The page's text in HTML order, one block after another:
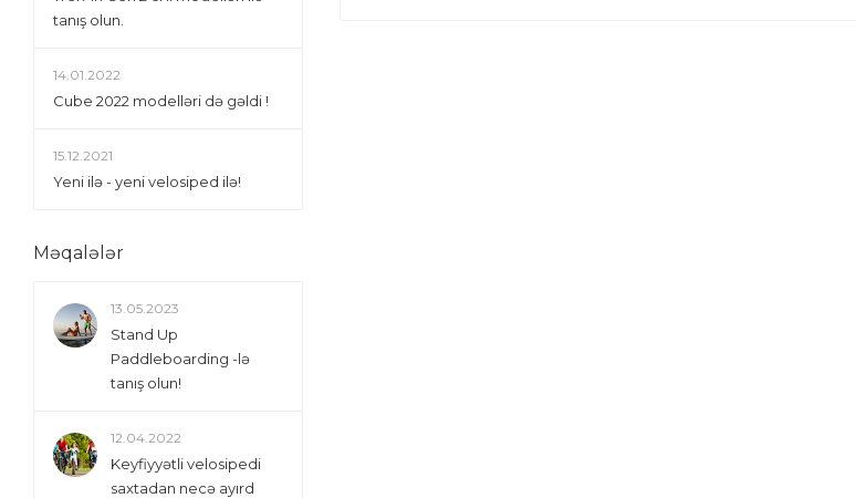
tanış olun.
14.01.2022
Сube 2022 modelləri də gəldi !
15.12.2021
Yeni ilə - yeni velosiped ilə!
Məqalələr
13.05.2023
Stand Up
Paddleboarding -lə
tanış olun!
12.04.2022
Keyfiyyətli velosipedi
saxtadan necə ayırd